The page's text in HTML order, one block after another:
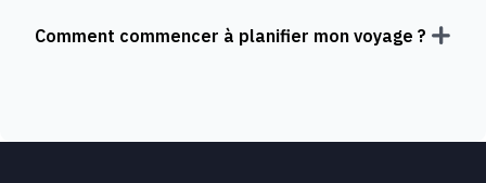
Comment commencer à planifier mon voyage ?